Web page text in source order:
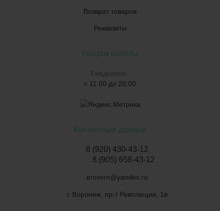
Возврат товаров
Реквизиты
График работы
Ежедневно
с 11:00 до 20:00
Контактные данные
8 (920) 430-43-12
8 (905) 658-43-12
erosvrn@yandex.ru
г. Воронеж, пр-т Революции, 1в